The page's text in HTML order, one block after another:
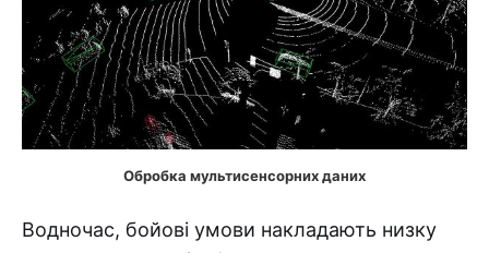
Обробка мультисенсорних даних
Водночас, бойові умови накладають низку